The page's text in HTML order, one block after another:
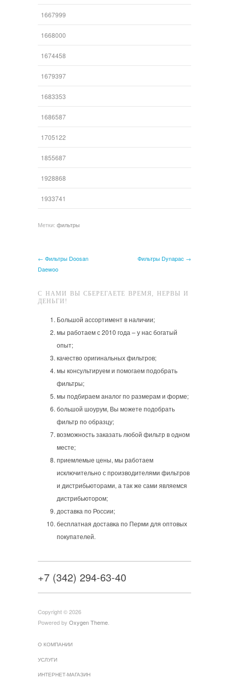
1667999
1668000
1674458
1679397
1683353
1686587
1705122
1855687
1928868
1933741
Метки: фильтры
← Фильтры Doosan
Daewoo
Фильтры Dynapac →
С НАМИ ВЫ СБЕРЕГАЕТЕ ВРЕМЯ, НЕРВЫ И
ДЕНЬГИ!
Большой ассортимент в наличии;
мы работаем с 2010 года – у нас богатый
опыт;
качество оригинальных фильтров;
мы консультируем и помогаем подобрать
фильтры;
мы подбираем аналог по размерам и форме;
большой шоурум, Вы можете подобрать
фильтр по образцу;
возможность заказать любой фильтр в одном
месте;
приемлемые цены, мы работаем
исключительно с производителями фильтров
и дистрибьюторами, а так же сами являемся
дистрибьютором;
доставка по России;
бесплатная доставка по Перми для оптовых
покупателей.
+7 (342) 294-63-40
Copyright © 2026
Powered by Oxygen Theme
О КОМПАНИИ
УСЛУГИ
ИНТЕРНЕТ-МАГАЗИН